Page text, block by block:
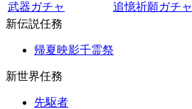
武器ガチャ
追憶祈願ガチャ
新伝説任務
帰夏映影千霊祭
新世界任務
先駆者